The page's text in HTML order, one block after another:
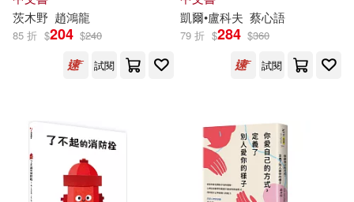
（英）利茲·皮瓊(4)
《意林》圖書部(3) 劉希婭(3)
湖南文藝出版社(8)
青島出版社(8)
中國友誼出版公司(7)
茨木野 趙鴻龍
85 折 $204 $240
試閱
凱爾•盧科夫 蔡心語
79 折 $284 $360
試閱